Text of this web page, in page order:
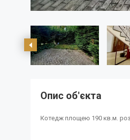
Опис об'єкта
Котедж площею 190 кв.м.